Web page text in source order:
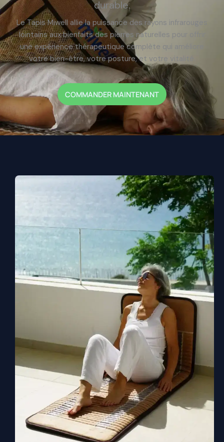
durable.
Le Tapis Miwell allie la puissance des rayons infrarouges
lointains aux bienfaits des pierres naturelles pour offrir
une expérience thérapeutique complète qui améliore
votre bien-être, votre posture, et votre vitalité.
COMMANDER MAINTENANT